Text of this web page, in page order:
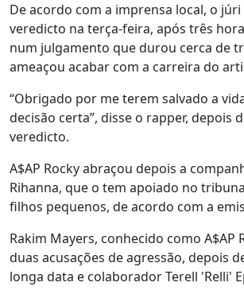
De acordo com a imprensa local, o
veredicto na terça-feira, após três
num julgamento que durou cerca de
ameaçou acabar com a carreira do
“Obrigado por me terem salvado a
decisão certa”, disse o rapper, depois
veredicto.
A$AP Rocky abraçou depois a
Rihanna, que o tem apoiado no
filhos pequenos, de acordo com a
Rakim Mayers, conhecido como A$AP
duas acusações de agressão, depois
longa data e colaborador Terell 'Relli'